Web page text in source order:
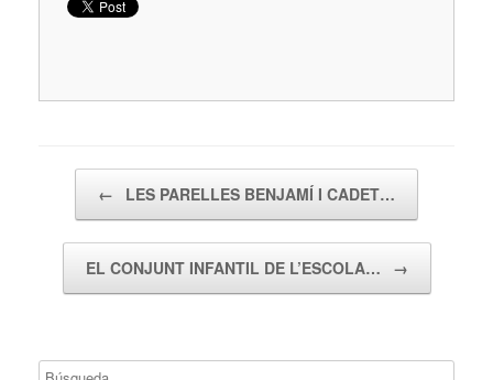
← LES PARELLES BENJAMÍ I CADET…
EL CONJUNT INFANTIL DE L’ESCOLA… →